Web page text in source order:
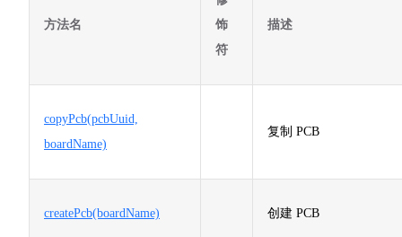
方法名
饰
符
描述
copyPcb(pcbUuid,
boardName)
复制 PCB
createPcb(boardName) 创建 PCB